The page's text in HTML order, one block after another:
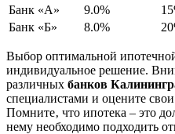
Банк «А» 9.0%
Банк «Б»
8.0%
Выбор оптимальной
индивидуальное решение.
различных банков
специалистами и оцените
Помните‚ что ипотека – это
нему необходимо подходить